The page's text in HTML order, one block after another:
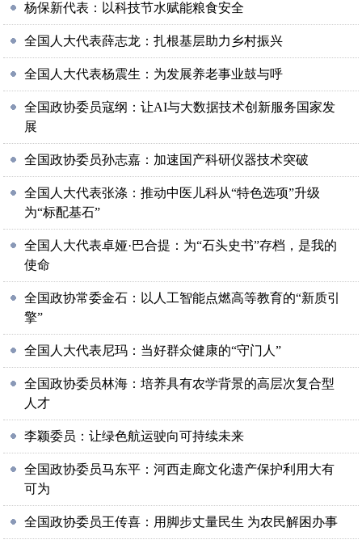
杨保新代表：以科技节水赋能粮食安全
全国人大代表薛志龙：扎根基层助力乡村振兴
全国人大代表杨震生：为发展养老事业鼓与呼
全国政协委员寇纲：让AI与大数据技术创新服务国家发
展
全国政协委员孙志嘉：加速国产科研仪器技术突破
全国人大代表张涤：推动中医儿科从“特色选项”升级
为“标配基石”
全国人大代表卓娅·巴合提：为“石头史书”存档，是我的
使命
全国政协常委金石：以人工智能点燃高等教育的“新质引
擎”
全国人大代表尼玛：当好群众健康的“守门人”
全国政协委员林海：培养具有农学背景的高层次复合型
人才
李颖委员：让绿色航运驶向可持续未来
全国政协委员马东平：河西走廊文化遗产保护利用大有
可为
全国政协委员王传喜：用脚步丈量民生 为农民解困办事